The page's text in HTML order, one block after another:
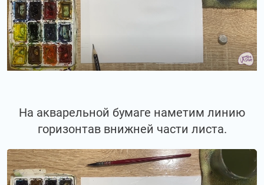
На акварельной бумаге наметим линию
горизонтав внижней части листа.